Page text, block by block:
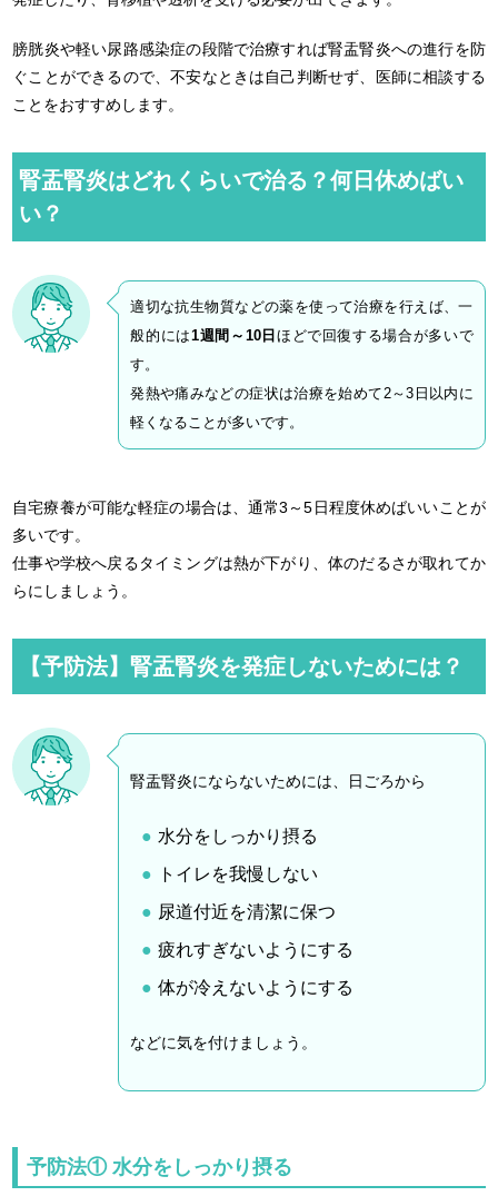
膀胱炎や軽い尿路感染症の段階で治療すれば腎盂腎炎への進行を防
ぐことができるので、不安なときは自己判断せず、医師に相談する
ことをおすすめします。
腎盂腎炎はどれくらいで治る？何日休めばい
い？
適切な抗生物質などの薬を使って治療を行えば、一
般的には1週間～10日ほどで回復する場合が多いで
す。
発熱や痛みなどの症状は治療を始めて2～3日以内に
軽くなることが多いです。
自宅療養が可能な軽症の場合は、通常3～5日程度休めばいいことが
多いです。
仕事や学校へ戻るタイミングは熱が下がり、体のだるさが取れてか
らにしましょう。
【予防法】腎盂腎炎を発症しないためには？
腎盂腎炎にならないためには、日ごろから
水分をしっかり摂る
トイレを我慢しない
尿道付近を清潔に保つ
疲れすぎないようにする
体が冷えないようにする
などに気を付けましょう。
予防法① 水分をしっかり摂る